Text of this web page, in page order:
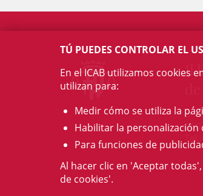
c/
TÚ PUEDES CONTROLAR EL
En el ICAB utilizamos cookies
utilizan para:
Medir cómo se utiliza la
Habilitar la personalización
Para funciones de
Al hacer clic en 'Aceptar
de cookies'.